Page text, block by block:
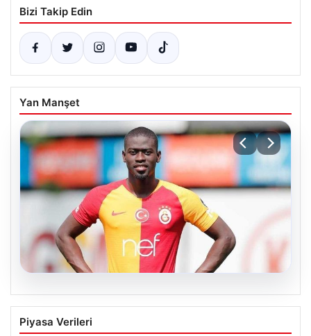
Bizi Takip Edin
Yan Manşet
07.08.2026
Resmi imzayı attı! Ndiaye’nin yeni
adresi çok şaşırttı
Piyasa Verileri